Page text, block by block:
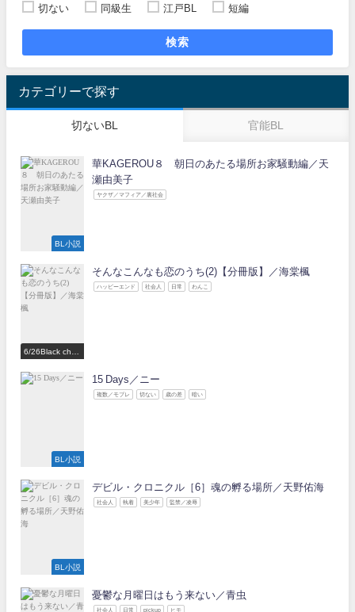
切ない
同級生 江戸BL 短編
検索
カテゴリーで探す
切ないBL 官能BL
BL小説
華KAGEROU８ 朝日のあたる場所お家騒動編／天
瀬由美子
ヤクザ／マフィア／裏社会
6/26Black choc
加作家
そんなこんなも恋のうち(2)【分冊版】／海棠楓
ハッピーエンド 社会人 日常 わんこ
BL小説
15 Days／ニー
複数／モブレ 切ない 歳の差 暗い
BL小説
デビル・クロニクル［6］魂の孵る場所／天野佑海
社会人 執着 美少年 監禁／凌辱
憂鬱な月曜日はもう来ない／青虫
社会人 日常 pickup ヒモ